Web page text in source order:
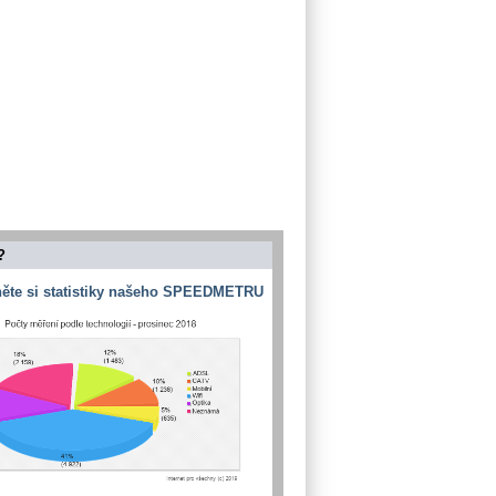
si statistiky našeho SPEEDMETRU